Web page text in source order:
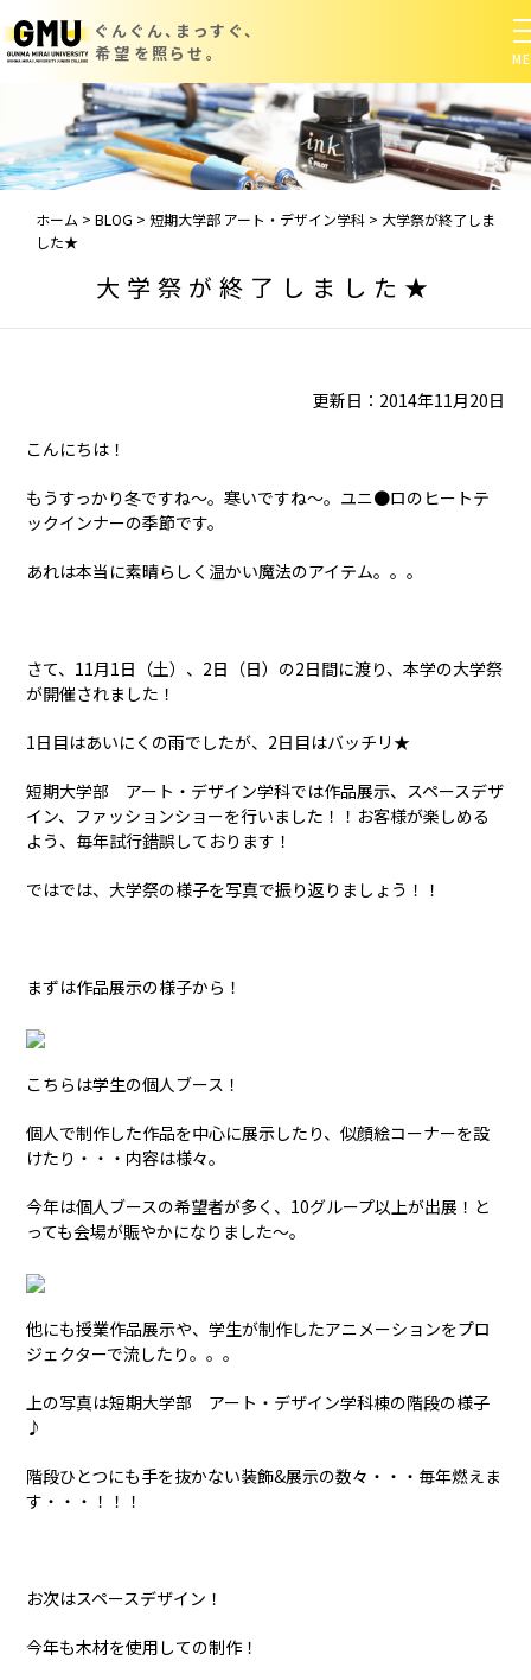
ぐんぐん、まっすぐ、
希望を照らせ。
ホーム > BLOG > 短期大学部 アート・デザイン学科 > 大学祭が終了しま
した★
大学祭が終了しました★
更新日：2014年11月20日
こんにちは！
もうすっかり冬ですね～。寒いですね～。ユニ●ロのヒートテ
ックインナーの季節です。
あれは本当に素晴らしく温かい魔法のアイテム。。。
さて、11月1日（土）、2日（日）の2日間に渡り、本学の大学祭
が開催されました！
1日目はあいにくの雨でしたが、2日目はバッチリ★
短期大学部 アート・デザイン学科では作品展示、スペースデザ
イン、ファッションショーを行いました！！お客様が楽しめる
よう、毎年試行錯誤しております！
ではでは、大学祭の様子を写真で振り返りましょう！！
まずは作品展示の様子から！
こちらは学生の個人ブース！
個人で制作した作品を中心に展示したり、似顔絵コーナーを設
けたり・・・内容は様々。
今年は個人ブースの希望者が多く、10グループ以上が出展！と
っても会場が賑やかになりました～。
他にも授業作品展示や、学生が制作したアニメーションをプロ
ジェクターで流したり。。。
上の写真は短期大学部 アート・デザイン学科棟の階段の様子
♪
階段ひとつにも手を抜かない装飾&展示の数々・・・毎年燃えま
す・・・！！！
お次はスペースデザイン！
今年も木材を使用しての制作！